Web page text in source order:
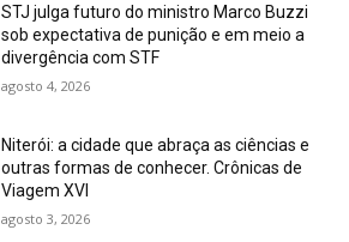
STJ julga futuro do ministro Marco Buzzi
sob expectativa de punição e em meio a
divergência com STF
agosto 4, 2026
Niterói: a cidade que abraça as ciências e
outras formas de conhecer. Crônicas de
Viagem XVI
agosto 3, 2026